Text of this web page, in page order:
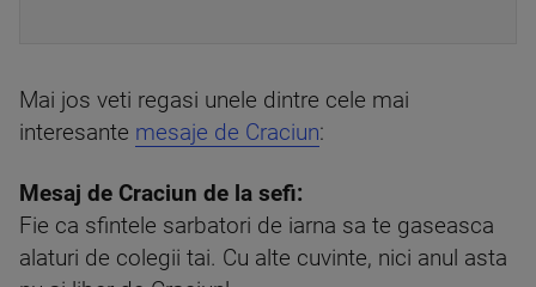
Mai jos veti regasi unele dintre cele mai
interesante mesaje de Craciun:
Mesaj de Craciun de la sefi:
Fie ca sfintele sarbatori de iarna sa te gaseasca
alaturi de colegii tai. Cu alte cuvinte, nici anul asta